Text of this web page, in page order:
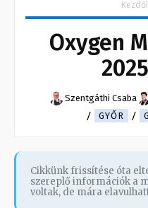
Oxygen
Szentgáthi Csaba
GYŐR
Cikkünk frissítése óta
szereplő információk a
voltak, de mára